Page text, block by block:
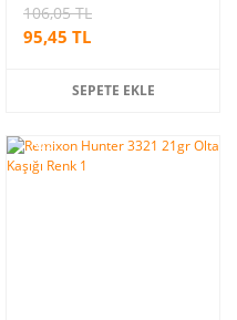
95,45 TL
106,05 TL
SEPETE EKLE
%5